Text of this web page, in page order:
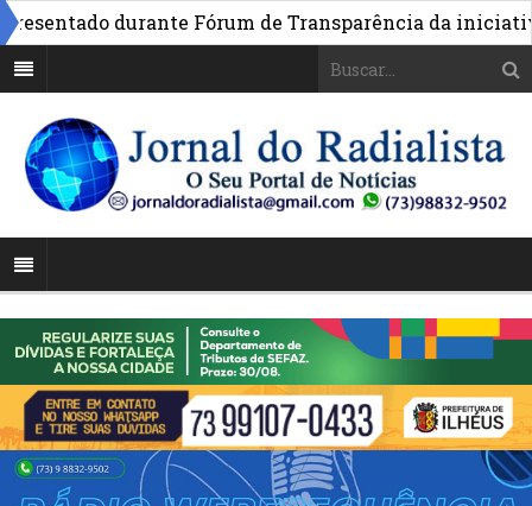
durante Fórum de Transparência da iniciativa